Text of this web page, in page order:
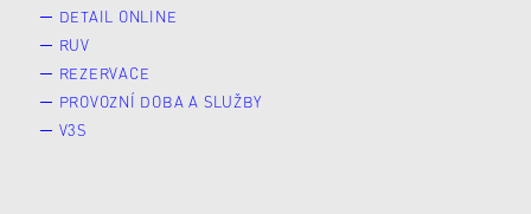
DETAIL ONLINE
RUV
REZERVACE
PROVOZNÍ DOBA A SLUŽBY
V3S